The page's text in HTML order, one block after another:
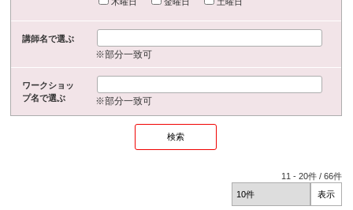
講師名で選ぶ
※部分一致可
ワークショッ
プ名で選ぶ
※部分一致可
11 -20件 /66件